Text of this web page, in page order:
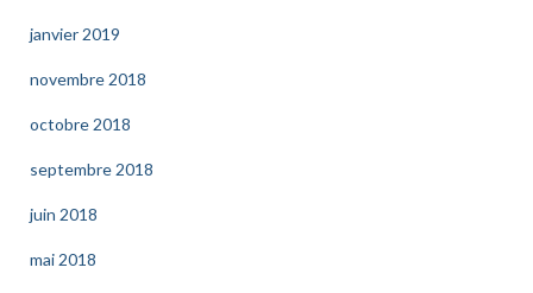
janvier 2019
novembre 2018
octobre 2018
septembre 2018
juin 2018
mai 2018